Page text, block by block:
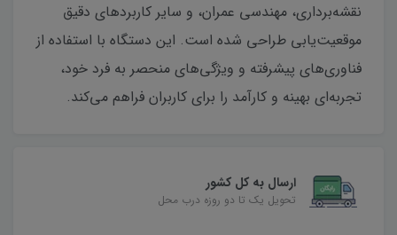
نقشه‌برداری، مهندسی عمران، و سایر کاربردهای دقیق
موقعیت‌یابی طراحی شده است. این دستگاه با استفاده از
فناوری‌های پیشرفته و ویژگی‌های منحصر به فرد خود،
تجربه‌ای بهینه و کارآمد را برای کاربران فراهم می‌کند.
ارسال به کل کشور
تحویل یک تا دو روزه درب محل